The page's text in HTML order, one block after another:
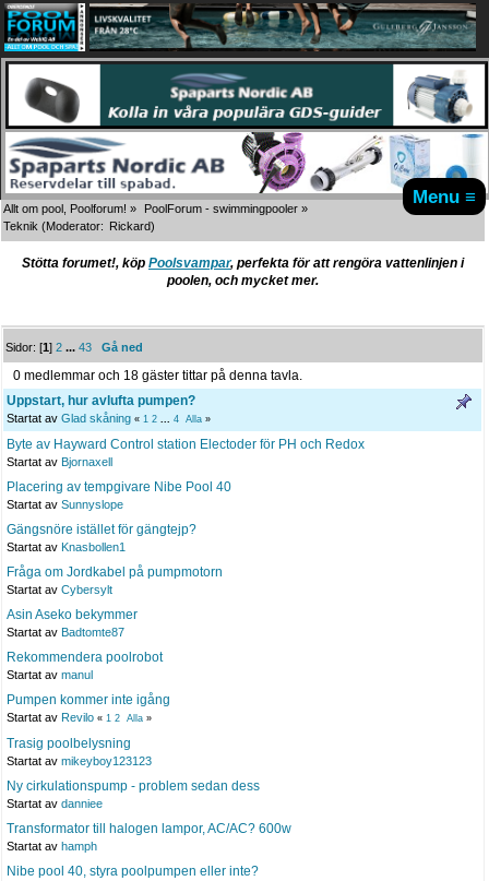
Menu ≡
Allt om pool, Poolforum! » PoolForum - swimmingpooler »
Teknik (Moderator: Rickard)
Stötta forumet!, köp Poolsvampar, perfekta för att rengöra vattenlinjen i
poolen, och mycket mer.
Sidor: [1]2 ...43 Gå ned
0 medlemmar och 18 gäster tittar på denna tavla.
Uppstart, hur avlufta pumpen?
Startat av Glad skåning « 1 2 ... 4 Alla »
Byte av Hayward Control station Electoder för PH och Redox
Startat av Bjornaxell
Placering av tempgivare Nibe Pool 40
Startat av Sunnyslope
Gängsnöre istället för gängtejp?
Startat av Knasbollen1
Fråga om Jordkabel på pumpmotorn
Startat av Cybersylt
Asin Aseko bekymmer
Startat av Badtomte87
Rekommendera poolrobot
Startat av manul
Pumpen kommer inte igång
Startat av Revilo « 1 2 Alla »
Trasig poolbelysning
Startat av mikeyboy123123
Ny cirkulationspump - problem sedan dess
Startat av danniee
Transformator till halogen lampor, AC/AC? 600w
Startat av hamph
Nibe pool 40, styra poolpumpen eller inte?